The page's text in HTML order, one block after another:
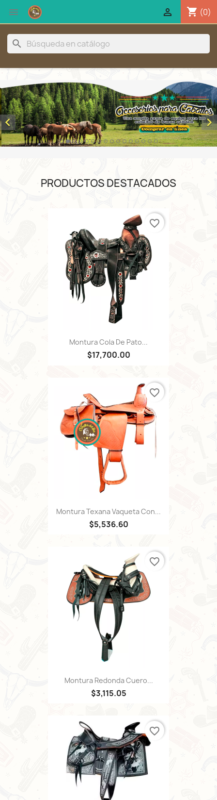
 shopping_cart (0)

search
 
PRODUCTOS DESTACADOS
Montura Cola De Pato...
$17,700.00
favorite_border
Montura Texana Vaqueta Con...
$5,536.60
favorite_border
Montura Redonda Cuero...
$3,115.05
favorite_border
favorite_border